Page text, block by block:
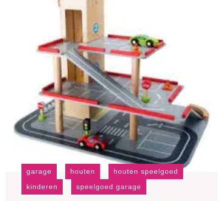
garage houten
houten speelgoed
kinderen
speelgoed garage